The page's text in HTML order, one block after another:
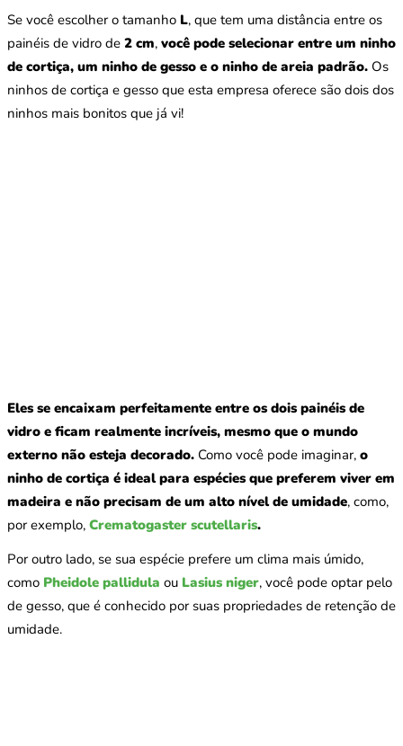
Se você escolher o tamanho L, que tem uma distância entre os
painéis de vidro de 2 cm, você pode selecionar entre um ninho
de cortiça, um ninho de gesso e o ninho de areia padrão. Os
ninhos de cortiça e gesso que esta empresa oferece são dois dos
ninhos mais bonitos que já vi!
Eles se encaixam perfeitamente entre os dois painéis de
vidro e ficam realmente incríveis, mesmo que o mundo
externo não esteja decorado. Como você pode imaginar, o
ninho de cortiça é ideal para espécies que preferem viver em
madeira e não precisam de um alto nível de umidade, como,
por exemplo, Crematogaster scutellaris.
Por outro lado, se sua espécie prefere um clima mais úmido,
como Pheidole pallidula ou Lasius niger, você pode optar pelo
de gesso, que é conhecido por suas propriedades de retenção de
umidade.